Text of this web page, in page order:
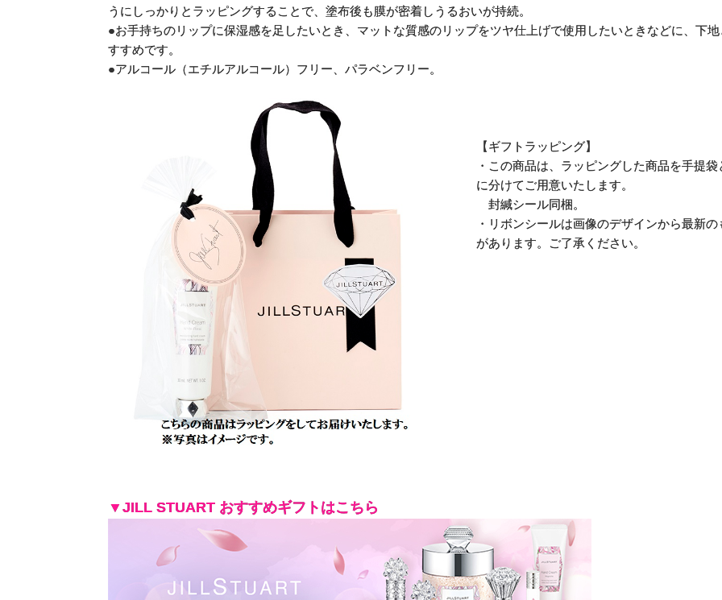
うにしっかりとラッピングすることで、塗布後も膜が密着しうるおいが持続。
●お手持ちのリップに保湿感を足したいとき、マットな質感のリップをツヤ仕上げで使用したいときなどに、下
すすめです。
●アルコール（エチルアルコール）フリー、パラベンフリー。
【ギフトラッピング】
・この商品は、ラッピングした商品を手提
に分けてご用意いたします。
封緘シール同梱。
・リボンシールは画像のデザインから最新
があります。ご了承ください。
▼JILL STUART おすすめギフトはこちら